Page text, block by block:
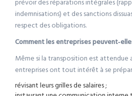
prévoir des réparations intégrales
indemnisations) et des sanctions
respect des obligations.
Comment les entreprises
Même si la transposition est attendue
entreprises ont tout intérêt à se
révisant leurs grilles de salaires ;